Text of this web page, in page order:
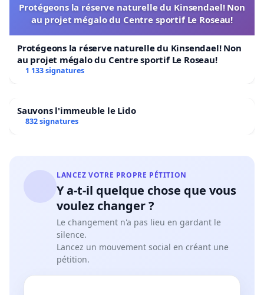
Protégeons la réserve naturelle du Kinsendael! Non
au projet mégalo du Centre sportif Le Roseau!
Protégeons la réserve naturelle du Kinsendael! Non
au projet mégalo du Centre sportif Le Roseau!
1 133 signatures
Sauvons l'immeuble le Lido
832 signatures
LANCEZ VOTRE PROPRE PÉTITION
Y a-t-il quelque chose que vous
voulez changer ?
Le changement n'a pas lieu en gardant le
silence.
Lancez un mouvement social en créant une
pétition.